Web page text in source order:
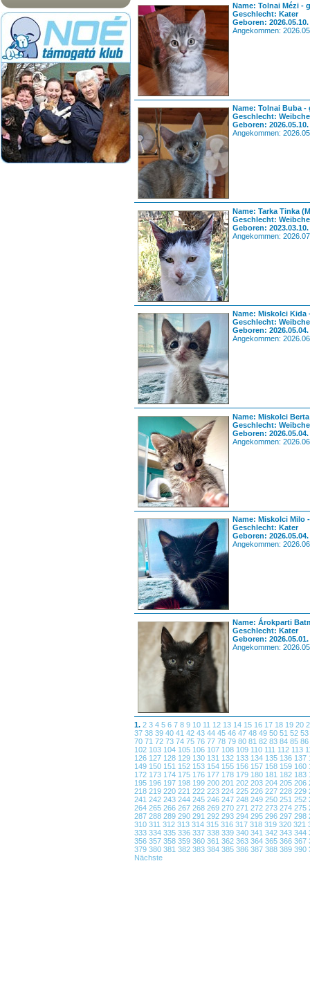
Name: Tolnai Mézi -
Geschlecht: Kater
Geboren: 2026.05.10.
Angekommen:
Name: Tolnai Buba -
Geschlecht:
Geboren: 2026.05.10.
Angekommen:
Name: Tarka Tinka
Geschlecht:
Geboren: 2023.03.10.
Angekommen:
Name: Miskolci Kida
Geschlecht:
Geboren: 2026.05.04.
Angekommen:
Name: Miskolci
Geschlecht:
Geboren: 2026.05.04.
Angekommen:
Name: Miskolci Milo
Geschlecht: Kater
Geboren: 2026.05.04.
Angekommen:
Name: Árokparti
Geschlecht: Kater
Geboren: 2026.05.01.
Angekommen:
1. 2 3 4 5 6 7 8 9 10 11 12 13 14 15 16 17 18 19 20
37 38 39 40 41 42 43 44 45 46 47 48 49 50 51 52 53
70 71 72 73 74 75 76 77 78 79 80 81 82 83 84 85 86
102 103 104 105 106 107 108 109 110 111 112 113
126 127 128 129 130 131 132 133 134 135 136 137
149 150 151 152 153 154 155 156 157 158 159 160
172 173 174 175 176 177 178 179 180 181 182 183
195 196 197 198 199 200 201 202 203 204 205 206
218 219 220 221 222 223 224 225 226 227 228 229
241 242 243 244 245 246 247 248 249 250 251 252
264 265 266 267 268 269 270 271 272 273 274 275
287 288 289 290 291 292 293 294 295 296 297 298
310 311 312 313 314 315 316 317 318 319 320 321
333 334 335 336 337 338 339 340 341 342 343 344
356 357 358 359 360 361 362 363 364 365 366 367
379 380 381 382 383 384 385 386 387 388 389 390
Nächste